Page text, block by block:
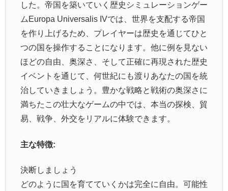
した。帝国を築いていく歴史シミュレーションゲー
ムEuropa Universalis IVでは、世界を支配する帝国
を作り上げるため、プレイヤーは歴史を通じてひと
つの国を操作することになります。他に例を見ない
ほどの自由、奥深さ、そして正確に再現された歴史
イベントを通じて、何世紀にも渡りあなたの国を統
治していきましょう。豊かな戦略と戦術の奥深さに
満ちたこの壮大なゲームの中では、本当の探検、貿
易、戦争、外交をリアルに体験できます。
主な特徴:
決断しましょう
どのように国を育てていくかは完全に自由。可能性